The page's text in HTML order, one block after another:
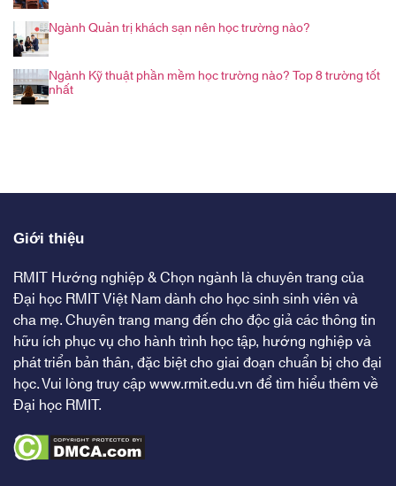
Ngành Quản trị khách sạn nên học trường nào?
Ngành Kỹ thuật phần mềm học trường nào? Top 8 trường tốt
nhất
Giới thiệu
RMIT Hướng nghiệp & Chọn ngành là chuyên trang của
Đại học RMIT Việt Nam dành cho học sinh sinh viên và
cha mẹ. Chuyên trang mang đến cho độc giả các thông tin
hữu ích phục vụ cho hành trình học tập, hướng nghiệp và
phát triển bản thân, đặc biệt cho giai đoạn chuẩn bị cho đại
học. Vui lòng truy cậpwww.rmit.edu.vnđể tìm hiểu thêm về
Đại học RMIT.